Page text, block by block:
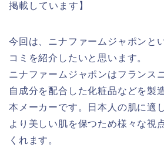
掲載しています】
今回は、ニナファームジャポンと
コミを紹介したいと思います。
ニナファームジャポンはフランス
自成分を配合した化粧品などを製
本メーカーです。日本人の肌に適
より美しい肌を保つため様々な視
くれます。